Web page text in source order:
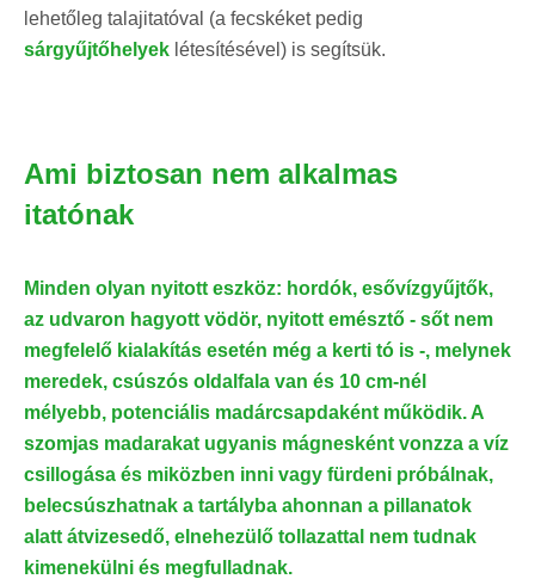
lehetőleg talajitatóval (a fecskéket pedig
sárgyűjtőhelyek létesítésével) is segítsük.
Ami biztosan nem alkalmas
itatónak
Minden olyan nyitott eszköz: hordók, esővízgyűjtők,
az udvaron hagyott vödör, nyitott emésztő - sőt nem
megfelelő kialakítás esetén még a kerti tó is -, melynek
meredek, csúszós oldalfala van és 10 cm-nél
mélyebb, potenciális madárcsapdaként működik. A
szomjas madarakat ugyanis mágnesként vonzza a víz
csillogása és miközben inni vagy fürdeni próbálnak,
belecsúszhatnak a tartályba ahonnan a pillanatok
alatt átvizesedő, elnehezülő tollazattal nem tudnak
kimenekülni és megfulladnak.